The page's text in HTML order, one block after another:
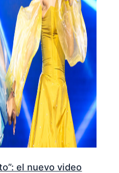
el nuevo video